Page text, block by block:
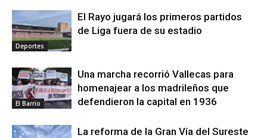
Deportes
El Rayo jugará los primeros partidos
de Liga fuera de su estadio
El Barrio
Una marcha recorrió Vallecas para
homenajear a los madrileños que
defendieron la capital en 1936
La reforma de la Gran Vía del Sureste